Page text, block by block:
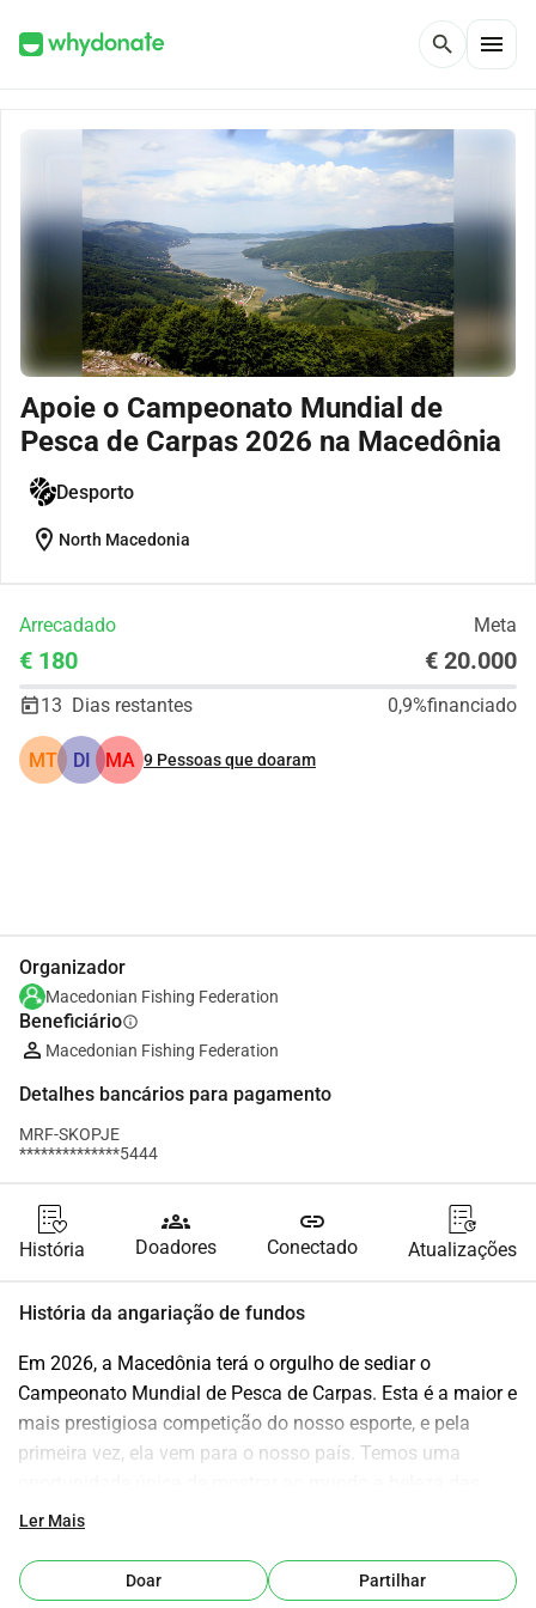
search menu
Apoie o Campeonato Mundial de
Pesca de Carpas 2026 na Macedônia
Desporto
location_on North Macedonia
Arrecadado Meta
€ 180 € 20.000
13 Dias restantes 0,9%financiado
MT DI MA 9 Pessoas que doaram
Organizador
Macedonian Fishing Federation
Beneficiárioinfo
Macedonian Fishing Federation
Detalhes bancários para pagamento
MRF-SKOPJE
**************5444
História
groups
Doadores
link
Conectado Atualizações
História da angariação de fundos
Em 2026, a Macedônia terá o orgulho de sediar o
Campeonato Mundial de Pesca de Carpas. Esta é a maior e
mais prestigiosa competição do nosso esporte, e pela
primeira vez, ela vem para o nosso país. Temos uma
nossas águas, nossa natureza, nossa hospitalidade e
verdadeiramente de classe mundial precisamos de apoio.
Organizar um campeonato nesse nível requer uma
Ler Mais
Doar Partilhar